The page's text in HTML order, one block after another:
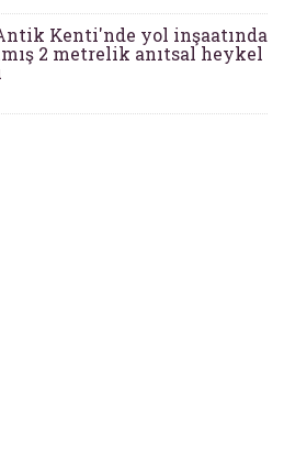
Kenti'nde yol inşaatında
2 metrelik anıtsal heykel